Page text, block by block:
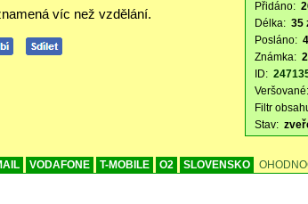
víc než vzdělání.
Přidáno:
Délka: 35
Posláno:
Známka:
ID:
Veršované:
Filtr
Stav:
VODAFONE T-MOBILE O2 SLOVENSKO